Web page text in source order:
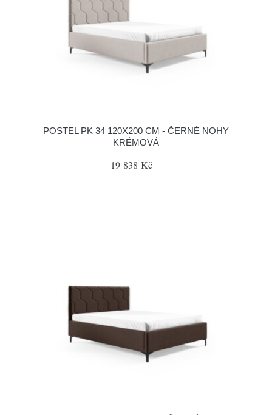
POSTEL PK 34 120X200 CM - ČERNÉ NOHY
KRÉMOVÁ
19 838 Kč